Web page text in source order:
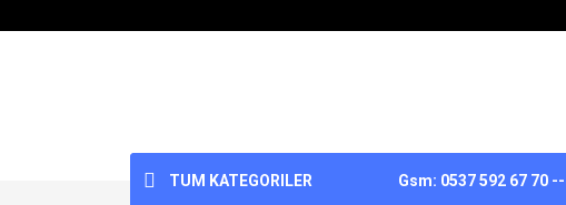
TUM KATEGORILER Gsm: 0537 592 67 70